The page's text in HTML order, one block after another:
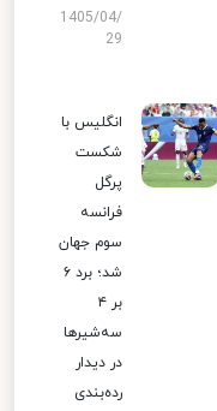
1405/04/
29
انگلیس با
شکست
پرگل
فرانسه
سوم جهان
شد؛ برد ۶
بر ۴
سه‌شیرها
در دیدار
رده‌بندی